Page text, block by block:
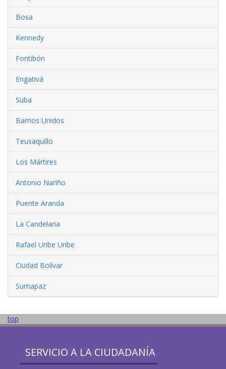
Bosa
Kennedy
Fontibón
Engativá
Suba
Barrios Unidos
Teusaquillo
Los Mártires
Antonio Nariño
Puente Aranda
La Candelaria
Rafael Uribe Uribe
Ciudad Bolívar
Sumapaz
top
SERVICIO A LA CIUDADANÍA